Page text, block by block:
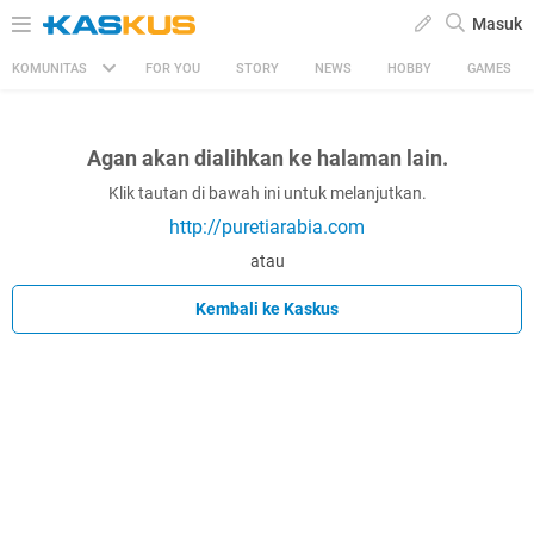
Masuk
KOMUNITAS FOR YOU STORY NEWS HOBBY GAMES
Agan akan dialihkan ke halaman lain.
Klik tautan di bawah ini untuk melanjutkan.
http://puretiarabia.com
atau
Kembali ke Kaskus